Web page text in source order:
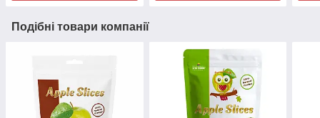
Подібні товари компанії